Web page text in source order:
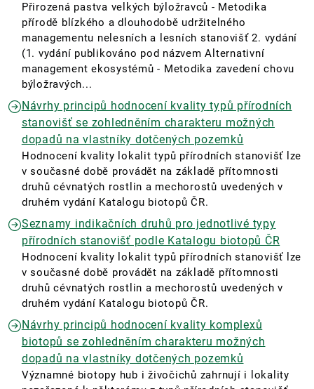
Přirozená pastva velkých býložravců - Metodika
přírodě blízkého a dlouhodobě udržitelného
managementu nelesních a lesních stanovišť 2. vydání
(1. vydání publikováno pod názvem Alternativní
management ekosystémů - Metodika zavedení chovu
býložravých...
Návrhy principů hodnocení kvality typů přírodních
stanovišť se zohledněním charakteru možných
dopadů na vlastníky dotčených pozemků
Hodnocení kvality lokalit typů přírodních stanovišť lze
v současné době provádět na základě přítomnosti
druhů cévnatých rostlin a mechorostů uvedených v
druhém vydání Katalogu biotopů ČR.
Seznamy indikačních druhů pro jednotlivé typy
přírodních stanovišť podle Katalogu biotopů ČR
Hodnocení kvality lokalit typů přírodních stanovišť lze
v současné době provádět na základě přítomnosti
druhů cévnatých rostlin a mechorostů uvedených v
druhém vydání Katalogu biotopů ČR.
Návrhy principů hodnocení kvality komplexů
biotopů se zohledněním charakteru možných
dopadů na vlastníky dotčených pozemků
Významné biotopy hub i živočichů zahrnují i lokality